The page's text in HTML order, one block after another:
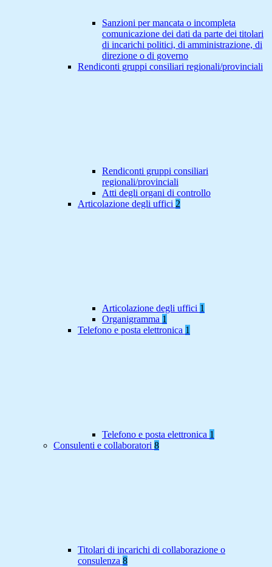
Sanzioni per mancata o incompleta
comunicazione dei dati da parte dei titolari
di incarichi politici, di amministrazione, di
direzione o di governo
Rendiconti gruppi consiliari regionali/provinciali
Rendiconti gruppi consiliari
regionali/provinciali
Atti degli organi di controllo
Articolazione degli uffici 2
Articolazione degli uffici 1
Organigramma 1
Telefono e posta elettronica 1
Telefono e posta elettronica 1
Consulenti e collaboratori 8
Titolari di incarichi di collaborazione o
consulenza 8